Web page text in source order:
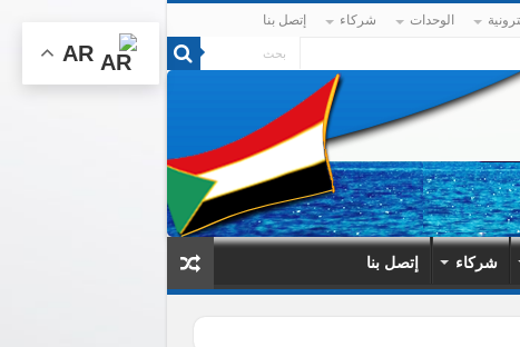
الوحدات شركاء إتصل بنا
شركاء إتصل بنا
AR